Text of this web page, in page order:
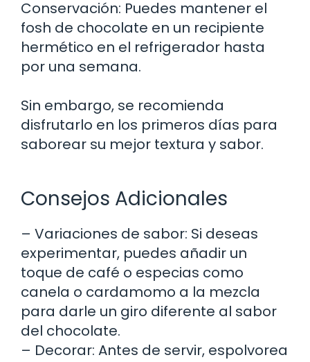
Conservación: Puedes mantener el
fosh de chocolate en un recipiente
hermético en el refrigerador hasta
por una semana.
Sin embargo, se recomienda
disfrutarlo en los primeros días para
saborear su mejor textura y sabor.
Consejos Adicionales
– Variaciones de sabor: Si deseas
experimentar, puedes añadir un
toque de café o especias como
canela o cardamomo a la mezcla
para darle un giro diferente al sabor
del chocolate.
– Decorar: Antes de servir, espolvorea